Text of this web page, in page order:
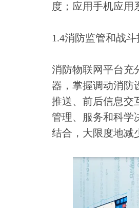
度；应用手机应用
1.4消防监管和战
消防物联网平台充
器，掌握调动消防
推送、前后信息交
管理、服务和科学
结合，大限度地减